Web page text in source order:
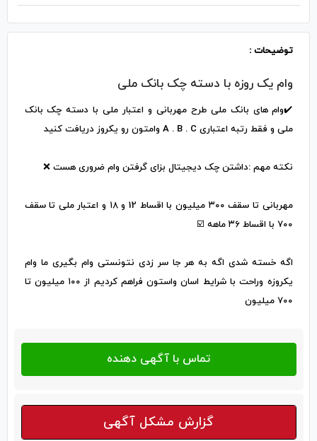
توضیحات :
وام یک روزه با دسته چک بانک ملی
✔️وام های بانک ملی طرح مهربانی و اعتبار ملی با دسته چک بانک
ملی و فقط رتبه اعتباری A . B . C وامتون رو یکروز دریافت کنید
نکته مهم :داشتن چک دیجیتال بزای گرفتن وام ضروری هست ❌
مهربانی تا سقف ۳۰۰ میلیون با اقساط 12 و ۱۸ و اعتبار ملی تا سقف
۷۰۰ با اقساط ۳۶ ماهه ☑️
اگه خسته شدی اگه به هر جا سر زدی نتونستی وام بگیری ما وام
یکروزه و‌راحت با شرایط اسان واستون فراهم کردیم از ۱۰۰ میلیون تا
۷۰۰ میلیون
گزارش مشکل آگهی